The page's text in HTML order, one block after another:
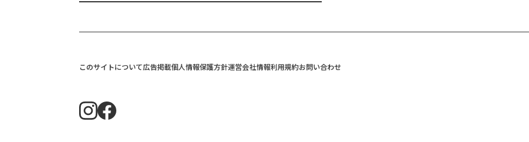
このサイトについて広告掲載個人情報保護方針運営会社情報利用規約お問い合わせ